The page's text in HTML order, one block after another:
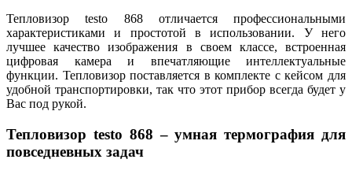
Тепловизор testo 868 отличается профессиональными
характеристиками и простотой в использовании. У него
лучшее качество изображения в своем классе, встроенная
цифровая камера и впечатляющие интеллектуальные
функции. Тепловизор поставляется в комплекте с кейсом для
удобной транспортировки, так что этот прибор всегда будет у
Вас под рукой.
Тепловизор testo 868 – умная термография для
повседневных задач